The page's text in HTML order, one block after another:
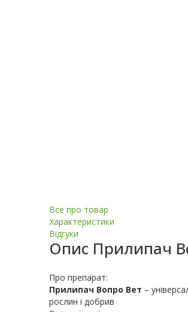
Все про товар
Характеристики
Відгуки
Опис Прилипач
Про препарат:
Прилипач Вопро Вет –
рослин і добрив